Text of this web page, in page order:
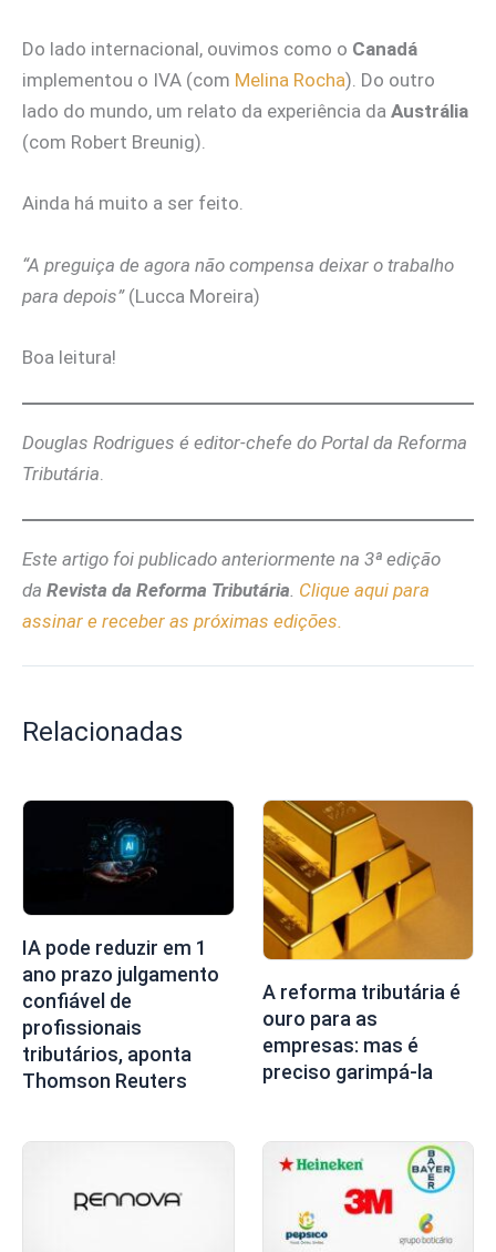
Do lado internacional, ouvimos como o Canadá
implementou o IVA (com Melina Rocha). Do outro
lado do mundo, um relato da experiência da Austrália
(com Robert Breunig).
Ainda há muito a ser feito.
“A preguiça de agora não compensa deixar o trabalho
para depois”(Lucca Moreira)
Boa leitura!
Douglas Rodrigues é editor-chefe do Portal da Reforma
Tributária
Este artigo foi publicado anteriormente na 3ª edição
da Revista da Reforma Tributária. Clique aqui para
assinar e receber as próximas edições.
Relacionadas
IA pode reduzir em 1
ano prazo julgamento
confiável de
profissionais
tributários, aponta
Thomson Reuters
A reforma tributária é
ouro para as
empresas: mas é
preciso garimpá-la